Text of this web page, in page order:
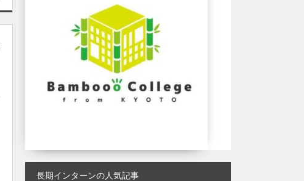
長期インターンの人気記事